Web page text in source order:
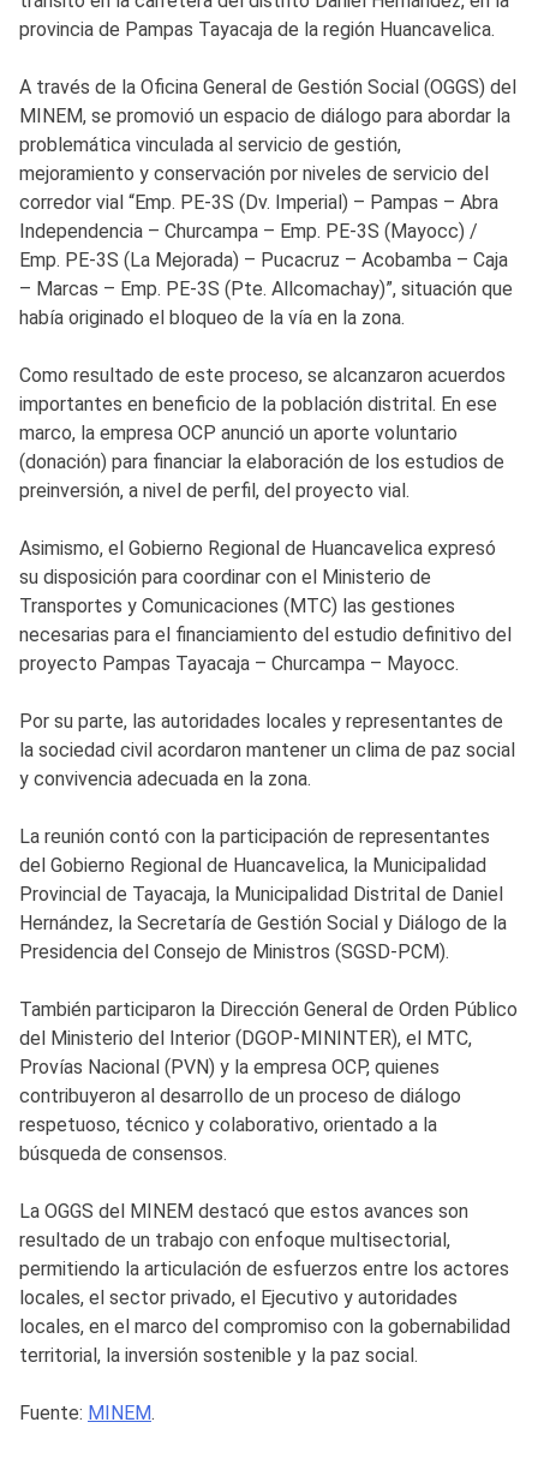
provincia de Pampas Tayacaja de la región Huancavelica.
A través de la Oficina General de Gestión Social (OGGS) del
MINEM, se promovió un espacio de diálogo para abordar la
problemática vinculada al servicio de gestión,
mejoramiento y conservación por niveles de servicio del
corredor vial “Emp. PE-3S (Dv. Imperial) – Pampas – Abra
Independencia – Churcampa – Emp. PE-3S (Mayocc) /
Emp. PE-3S (La Mejorada) – Pucacruz – Acobamba – Caja
– Marcas – Emp. PE-3S (Pte. Allcomachay)”, situación que
había originado el bloqueo de la vía en la zona.
Como resultado de este proceso, se alcanzaron acuerdos
importantes en beneficio de la población distrital. En ese
marco, la empresa OCP anunció un aporte voluntario
(donación) para financiar la elaboración de los estudios de
preinversión, a nivel de perfil, del proyecto vial.
Asimismo, el Gobierno Regional de Huancavelica expresó
su disposición para coordinar con el Ministerio de
Transportes y Comunicaciones (MTC) las gestiones
necesarias para el financiamiento del estudio definitivo del
proyecto Pampas Tayacaja – Churcampa – Mayocc.
Por su parte, las autoridades locales y representantes de
la sociedad civil acordaron mantener un clima de paz social
y convivencia adecuada en la zona.
La reunión contó con la participación de representantes
del Gobierno Regional de Huancavelica, la Municipalidad
Provincial de Tayacaja, la Municipalidad Distrital de Daniel
Hernández, la Secretaría de Gestión Social y Diálogo de la
Presidencia del Consejo de Ministros (SGSD-PCM).
También participaron la Dirección General de Orden Público
del Ministerio del Interior (DGOP-MININTER), el MTC,
Provías Nacional (PVN) y la empresa OCP, quienes
contribuyeron al desarrollo de un proceso de diálogo
respetuoso, técnico y colaborativo, orientado a la
búsqueda de consensos.
La OGGS del MINEM destacó que estos avances son
resultado de un trabajo con enfoque multisectorial,
permitiendo la articulación de esfuerzos entre los actores
locales, el sector privado, el Ejecutivo y autoridades
locales, en el marco del compromiso con la gobernabilidad
territorial, la inversión sostenible y la paz social.
Fuente: MINEM.